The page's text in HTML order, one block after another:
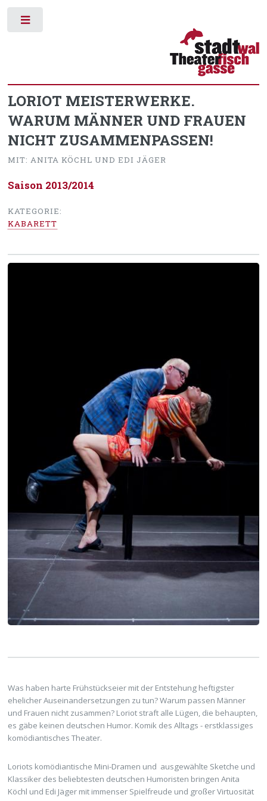
LORIOT MEISTERWERKE.
WARUM MÄNNER UND FRAUEN
NICHT ZUSAMMENPASSEN!
MIT: ANITA KÖCHL UND EDI JÄGER
Saison 2013/2014
KATEGORIE:
KABARETT
Was haben harte Frühstückseier mit der Entstehung heftigster
ehelicher Auseinandersetzungen zu tun? Warum passen Männer
und Frauen nicht zusammen? Loriot straft alle Lügen, die behaupten,
es gäbe keinen deutschen Humor. Komik des Alltags - erstklassiges
komödiantisches Theater.
Loriots komödiantische Mini-Dramen und ausgewählte Sketche und
Klassiker des beliebtesten deutschen Humoristen bringen Anita
Köchl und Edi Jäger mit immenser Spielfreude und großer Virtuosität